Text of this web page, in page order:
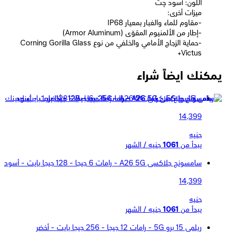
اللون: أسود جِت
ميزات أخرى:
-مقاوم للماء والغبار بمعيار IP68
-إطار من الألمنيوم المقوّى (Armor Aluminum)
-حماية الزجاج الأمامي والخلفي من نوع Corning Gorilla Glass
Victus+
يمكنك ايضاً شراء
سامسونج جلاكسى A26 5G - رامات 6 جيجا - 128 جيجا بايت - بينك
14,399
جنيه
يبدأ من 1061 جنيه / الشهر
سامسونج جلاكسى A26 5G - رامات 6 جيجا - 128 جيجا بايت - أسود
14,399
جنيه
يبدأ من 1061 جنيه / الشهر
ريلمى 15 برو 5G - رامات 12 جيجا - 256 جيجا بايت - أخضر